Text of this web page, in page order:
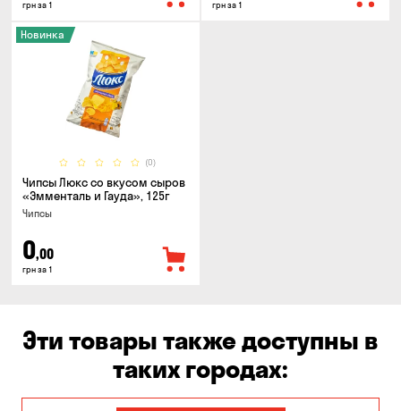
грн за 1 грн за 1
(0)
Новинка
Чипсы Люкс со вкусом сыров
«Эмменталь и Гауда», 125г
Чипсы
0,00
грн за 1
Эти товары также доступны в
таких городах: